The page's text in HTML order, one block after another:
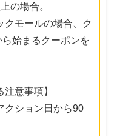
の場合。
クモールの場合、ク
始まるクーポンを
意事項】
クション日から90